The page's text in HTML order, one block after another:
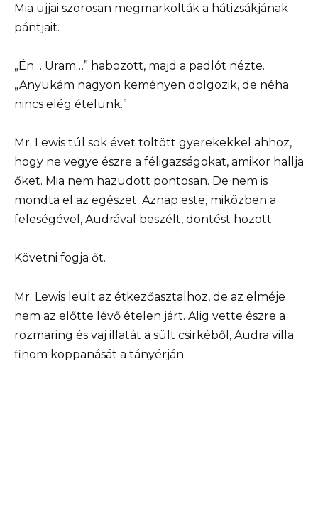
Mia ujjai szorosan megmarkolták a hátizsákjának
pántjait.
„Én… Uram…” habozott, majd a padlót nézte.
„Anyukám nagyon keményen dolgozik, de néha
nincs elég ételünk.”
Mr. Lewis túl sok évet töltött gyerekekkel ahhoz,
hogy ne vegye észre a féligazságokat, amikor hallja
őket. Mia nem hazudott pontosan. De nem is
mondta el az egészet. Aznap este, miközben a
feleségével, Audrával beszélt, döntést hozott.
Követni fogja őt.
Mr. Lewis leült az étkezőasztalhoz, de az elméje
nem az előtte lévő ételen járt. Alig vette észre a
rozmaring és vaj illatát a sült csirkéből, Audra villa
finom koppanását a tányérján.